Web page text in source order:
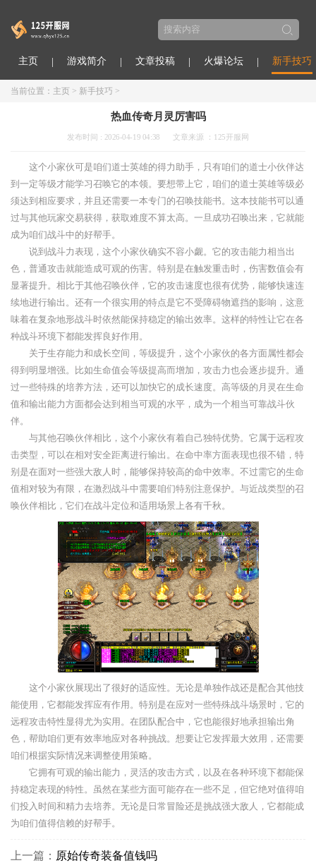
主页 游戏简介 文章投稿 火爆论坛 新手技巧
当前位置： 主页 > 新手技巧 >
热血传奇月灵厉害吗
发布时间 : 2026-04-19 04:38 文章来源 ：125开服网
这个小家伙可是咱们道士英雄的得力助手，只有咱们的道士小伙伴达
到一定等级才能学习召唤它的本领。要想带上它，咱们的道士英雄等级必
须达到相应要求，并且还需要一本专门的召唤技能书。这本技能书可以通
过与其他玩家交易获得，获取难度不算太高。一旦成功召唤出来，它就能
成为咱们战斗中的好帮手。
说到战斗力表现，这个小家伙确实不容小觑。它的攻击能力相当出
色，普通攻击就能造成可观的伤害。特别是在触发重击时，伤害数值会有
显著提升。相比于其他召唤伙伴，它的攻击速度也很有优势，能够快速连
续地进行输出。还有一个很实用的特点是它不受障碍物遮挡的影响，这意
味着在复杂地形战斗时依然能保持稳定的输出效率。这样的特性让它在各
种战斗环境下都能发挥良好作用。
关于生存能力和成长空间，等级提升，这个小家伙的各方面属性都会
得到明显增强。比如生命值会等级提高而增加，攻击力也会逐步提升。通
过一些特殊的培养方法，还可以加快它的成长速度。高等级的月灵在生命
值和输出能力方面都会达到相当可观的水平，成为一个相当可靠战斗伙
伴。
与其他召唤伙伴相比，这个小家伙有着自己独特优势。它属于远程攻
击类型，可以在相对安全距离进行输出。在命中率方面表现也很不错，特
别是在面对一些强大敌人时，能够保持较高的命中效率。不过需它的生命
值相对较为有限，在激烈战斗中需要咱们特别注意保护。与近战类型的召
唤伙伴相比，它们在战斗定位和适用场景上各有千秋。
这个小家伙展现出了很好的适应性。无论是单独作战还是配合其他技
能使用，它都能发挥应有作用。特别是在应对一些特殊战斗场景时，它的
远程攻击特性显得尤为实用。在团队配合中，它也能很好地承担输出角
色，帮助咱们更有效率地应对各种挑战。想要让它发挥最大效用，还需要
咱们根据实际情况来调整使用策略。
它拥有可观的输出能力，灵活的攻击方式，以及在各种环境下都能保
持稳定表现的特性。虽然在某些方面可能存在一些不足，但它绝对值得咱
们投入时间和精力去培养。无论是日常冒险还是挑战强大敌人，它都能成
为咱们值得信赖的好帮手。
上一篇： 原始传奇装备值钱吗